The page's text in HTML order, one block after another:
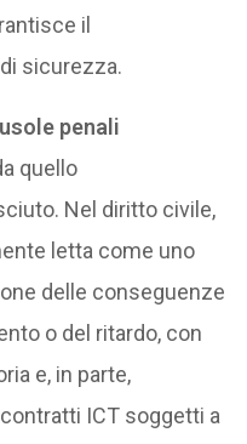
il
sicurezza.
penali
quello
Nel diritto civile,
letta come uno
delle conseguenze
o del ritardo, con
e, in parte,
ICT soggetti a